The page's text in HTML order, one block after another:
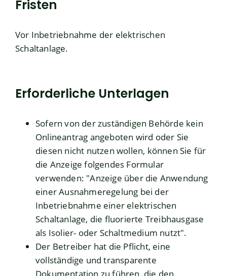
Fristen
Vor Inbetriebnahme der elektrischen
Schaltanlage.
Erforderliche Unterlagen
Sofern von der zuständigen Behörde kein
Onlineantrag angeboten wird oder Sie
diesen nicht nutzen wollen, können Sie für
die Anzeige folgendes Formular
verwenden: "Anzeige über die Anwendung
einer Ausnahmeregelung bei der
Inbetriebnahme einer elektrischen
Schaltanlage, die fluorierte Treibhausgase
als Isolier- oder Schaltmedium nutzt".
Der Betreiber hat die Pflicht, eine
vollständige und transparente